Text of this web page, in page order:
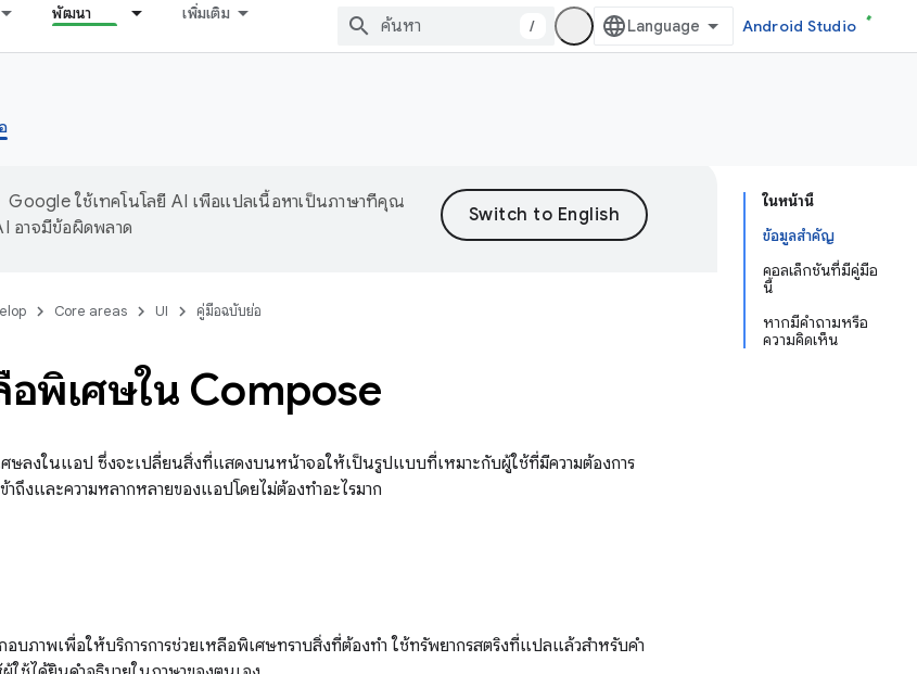
พัฒนา เพิ่มเติม
/ Android Studio
ในหน้านี้
ข้อมูลสำคัญ
คอลเล็กชันที่มีคู่มือ
นี้
หากมีคำถามหรือ
ความคิดเห็น
Google ใช้เทคโนโลยี AI เพื่อแปลเนื้อหาเป็นภาษาที่คุณ
อาจมีข้อผิดพลาด
Core areas UI คู่มือฉบับย่อ
อพิเศษใน Compose
ศษลงในแอป ซึ่งจะเปลี่ยนสิ่งที่แสดงบนหน้าจอให้เป็นรูปแบบที่เหมาะกับผู้ใช้ที่มีความต้องการ
าถึงและความหลากหลายของแอปโดยไม่ต้องทำอะไรมาก
อบภาพเพื่อให้บริการการช่วยเหลือพิเศษทราบสิ่งที่ต้องทำ ใช้ทรัพยากรสตริงที่แปลแล้วสำหรับคำ